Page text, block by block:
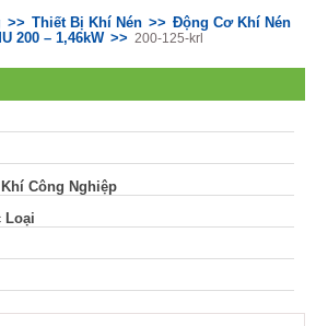
Cơ Khí Nén MU 200 –
Thiết Bị Khí Nén
Động Cơ Khí Nén
200 – 1,46kW
200-125-krl
Công Nghiệp
Loại